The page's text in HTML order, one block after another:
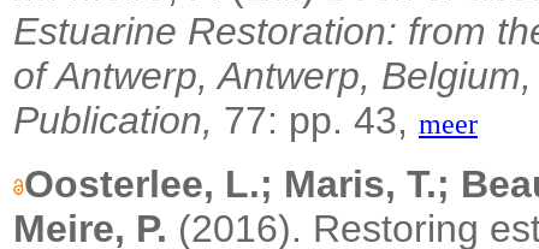
Estuarine Restoration: from
of Antwerp, Antwerp,
Publication, 77: pp. 43, meer
Oosterlee, L.; Maris, T.;
Meire, P. (2016). Restoring